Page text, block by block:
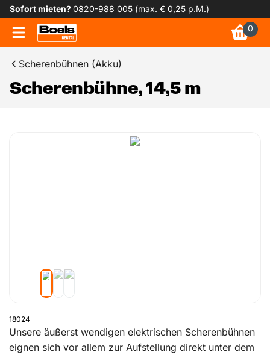
Sofort mieten?0820-988 005 (max. € 0,25 p.M.)
0
Scherenbühnen (Akku)
Scherenbühne, 14,5 m
18024
Unsere äußerst wendigen elektrischen Scherenbühnen
eignen sich vor allem zur Aufstellung direkt unter dem